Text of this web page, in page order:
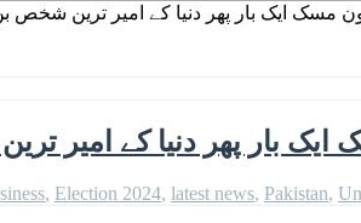
مسک ایک بار پھر دنیا کے امیر ترین شخص
ایک بار پھر دنیا کے امیر
, Election 2024, latest news, Pakistan,